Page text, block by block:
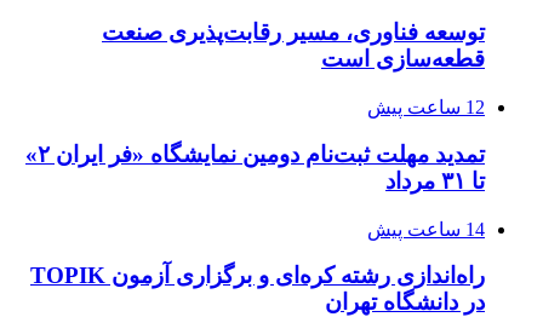
توسعه فناوری، مسیر رقابت‌پذیری صنعت
قطعه‌سازی است
12 ساعت پیش
تمدید مهلت ثبت‌نام دومین نمایشگاه «فر ایران ۲»
تا ۳۱ مرداد
14 ساعت پیش
راه‌اندازی رشته کره‌ای و برگزاری آزمون TOPIK
در دانشگاه تهران